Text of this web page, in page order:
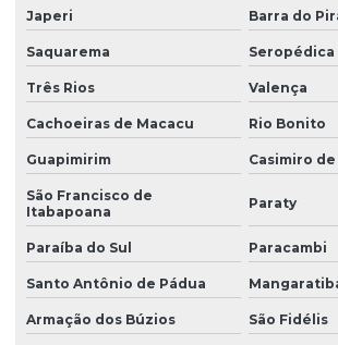
Japeri Barra do
Saquarema Seropédica
Três Rios Valença
Cachoeiras de Macacu Rio Bonito
Guapimirim Casimiro
São Francisco de
Itabapoana
Paraty
Paraíba do Sul Paracambi
Santo Antônio de Pádua
Armação dos Búzios São Fidélis